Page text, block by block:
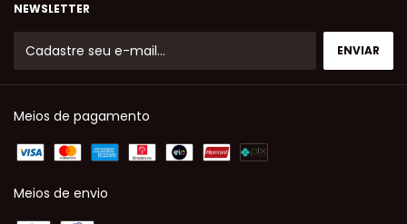
NEWSLETTER
Meios de pagamento
Meios de envio